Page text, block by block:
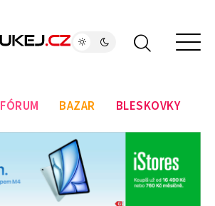
FÓRUM BAZAR BLESKOVKY